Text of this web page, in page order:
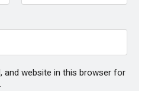
and website in this browser for